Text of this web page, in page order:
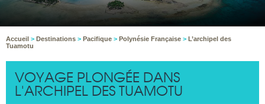
Accueil > Destinations > Pacifique > Polynésie Française > L’archipel des
Tuamotu
VOYAGE PLONGÉE DANS
L'ARCHIPEL DES TUAMOTU